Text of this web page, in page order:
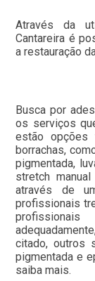
Através da
Cantareira é
a restauração
Busca por
os serviços
estão opções
borrachas,
pigmentada,
stretch
através de
profissionais
citado, outros
pigmentada e
saiba mais.